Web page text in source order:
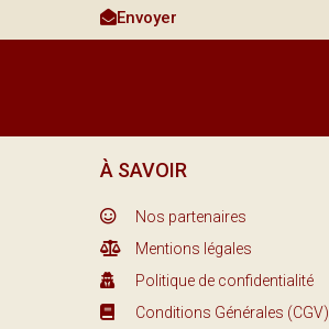
Envoyer
À SAVOIR
Nos partenaires
Mentions légales
Politique de confidentialité
Conditions Générales (CGV)